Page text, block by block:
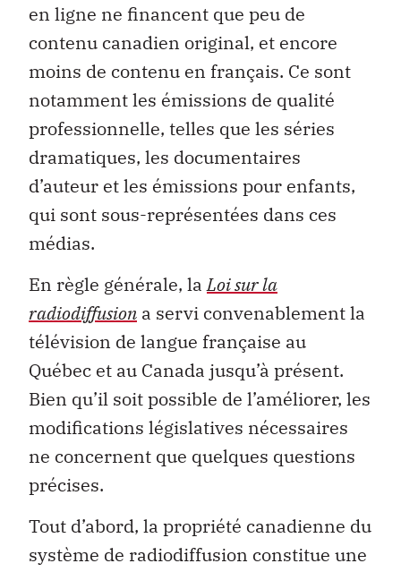
en ligne ne financent que peu de
contenu canadien original, et encore
moins de contenu en français. Ce sont
notamment les émissions de qualité
professionnelle, telles que les séries
dramatiques, les documentaires
d’auteur et les émissions pour enfants,
qui sont sous-représentées dans ces
médias.
En règle générale, laLoi sur la
radiodiffusion a servi convenablement la
télévision de langue française au
Québec et au Canada jusqu’à présent.
Bien qu’il soit possible de l’améliorer, les
modifications législatives nécessaires
ne concernent que quelques questions
précises.
Tout d’abord, la propriété canadienne du
système de radiodiffusion constitue une